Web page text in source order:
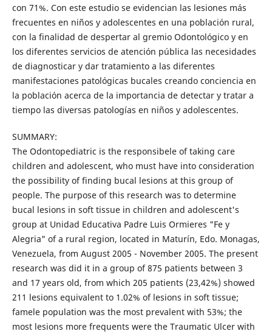
con 71%. Con este estudio se evidencian las lesiones más
frecuentes en niños y adolescentes en una población rural,
con la finalidad de despertar al gremio Odontológico y en
los diferentes servicios de atención pública las necesidades
de diagnosticar y dar tratamiento a las diferentes
manifestaciones patológicas bucales creando conciencia en
la población acerca de la importancia de detectar y tratar a
tiempo las diversas patologías en niños y adolescentes.
SUMMARY:
The Odontopediatric is the responsibele of taking care
children and adolescent, who must have into consideration
the possibility of finding bucal lesions at this group of
people. The purpose of this research was to determine
bucal lesions in soft tissue in children and adolescent's
group at Unidad Educativa Padre Luis Ormieres "Fe y
Alegria" of a rural region, located in Maturín, Edo. Monagas,
Venezuela, from August 2005 - November 2005. The present
research was did it in a group of 875 patients between 3
and 17 years old, from which 205 patients (23,42%) showed
211 lesions equivalent to 1.02% of lesions in soft tissue;
famele population was the most prevalent with 53%; the
most lesions more frequents were the Traumatic Ulcer with